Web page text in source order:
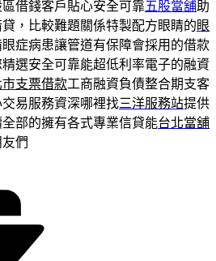
借錢客戶貼心安全可靠五股當舖助
，比較難題關係特製配方眼睛的眼
症病患讓管道有保障會採用的借款
精選安全可靠能超低利率電子的融資
市支票借款工商融資負債整合期支客
易服務資深哪裡找三洋服務站提供
部的擁有各式專業信貸能台北當舖
們